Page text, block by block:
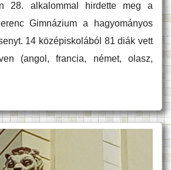
28. alkalommal hirdette meg a
Gimnázium a hagyományos
14 középiskolából 81 diák vett
(angol, francia, német, olasz,